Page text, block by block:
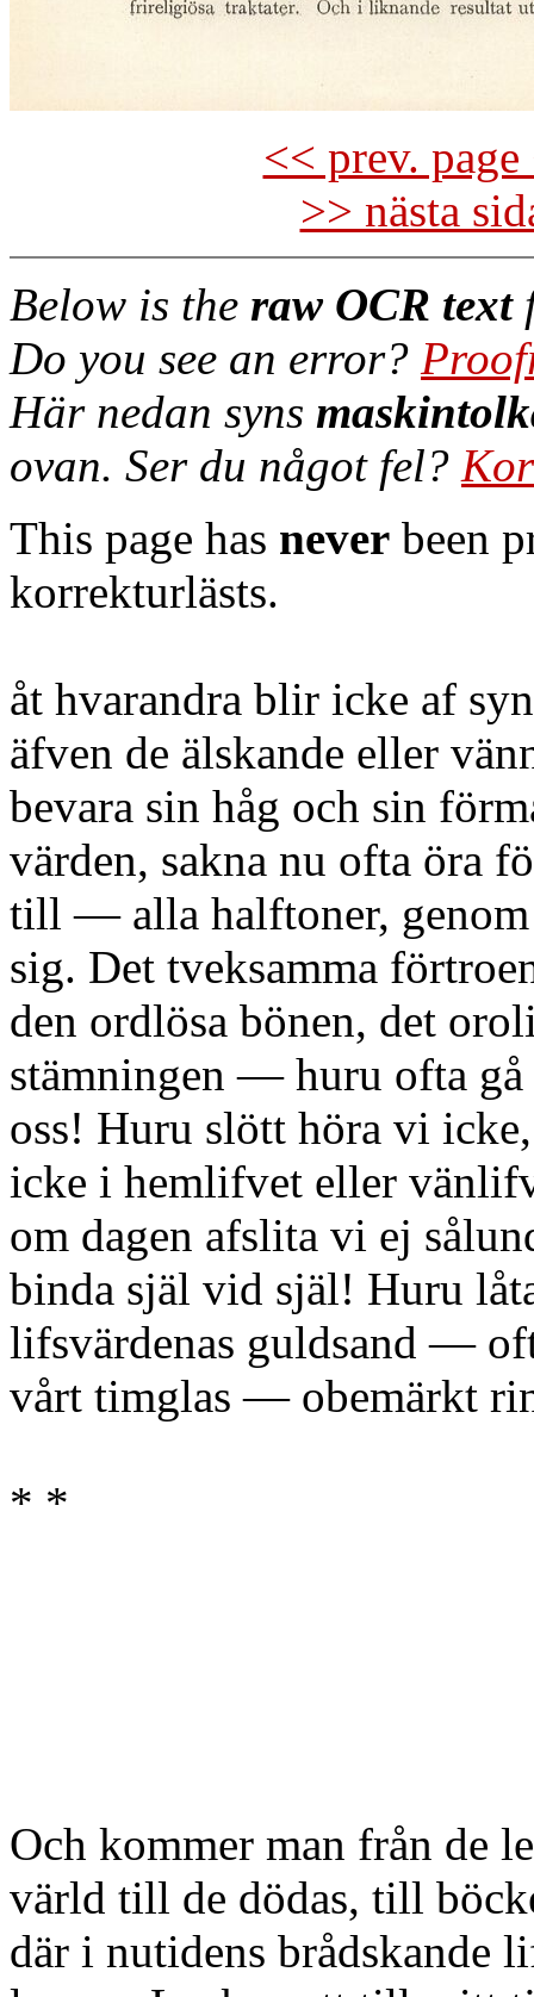
<< prev.
>> nästa
Below is the raw OCR text
Do you see an error?
Här nedan syns
ovan. Ser du något fel?
This page has never been
korrekturlästs.
åt hvarandra blir icke af
äfven de älskande eller
bevara sin håg och sin
värden, sakna nu ofta öra
till — alla halftoner, genom
sig. Det tveksamma
den ordlösa bönen, det
stämningen — huru ofta
oss! Huru slött höra vi
icke i hemlifvet eller
om dagen afslita vi ej
binda själ vid själ! Huru
lifsvärdenas guldsand —
vårt timglas — obemärkt
* *
Och kommer man från de
värld till de dödas, till
där i nutidens brådskande